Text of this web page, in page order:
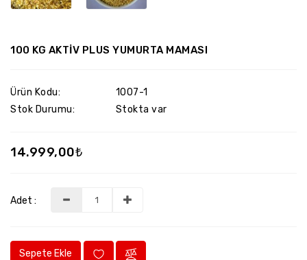
100 KG AKTİV PLUS YUMURTA MAMASI
Ürün Kodu:
1007-1
Stok Durumu:
Stokta var
14.999,00₺
Adet :
Sepete Ekle